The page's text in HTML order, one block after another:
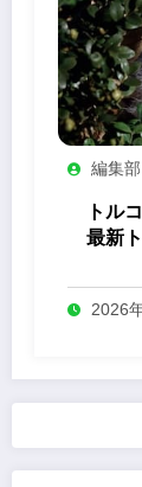
編集部
トル
最新
2026